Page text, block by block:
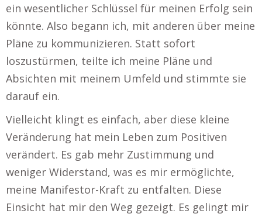
ein wesentlicher Schlüssel für meinen Erfolg sein
könnte. Also begann ich, mit anderen über meine
Pläne zu kommunizieren. Statt sofort
loszustürmen, teilte ich meine Pläne und
Absichten mit meinem Umfeld und stimmte sie
darauf ein.
Vielleicht klingt es einfach, aber diese kleine
Veränderung hat mein Leben zum Positiven
verändert. Es gab mehr Zustimmung und
weniger Widerstand, was es mir ermöglichte,
meine Manifestor-Kraft zu entfalten. Diese
Einsicht hat mir den Weg gezeigt. Es gelingt mir